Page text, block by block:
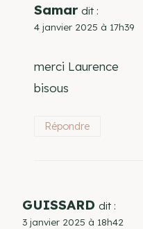
Samar dit :
4 janvier 2025 à 17h39
merci Laurence
bisous
Répondre
GUISSARD dit :
3 janvier 2025 à 18h42